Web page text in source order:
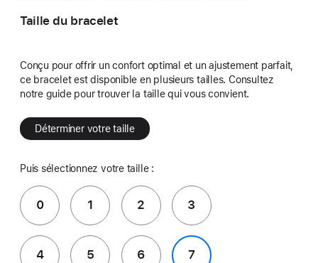
Taille du bracelet
Conçu pour offrir un confort optimal et un ajustement parfait,
ce bracelet est disponible en plusieurs tailles. Consultez
notre guide pour trouver la taille qui vous convient.
Déterminer votre taille
Puis sélectionnez votre taille :
0 1 2 3
4 5 6 7